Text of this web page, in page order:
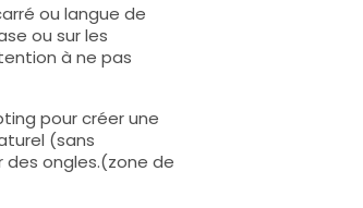
ou langue de
ou sur les
à ne pas
pour créer une
(sans
des ongles.(zone de